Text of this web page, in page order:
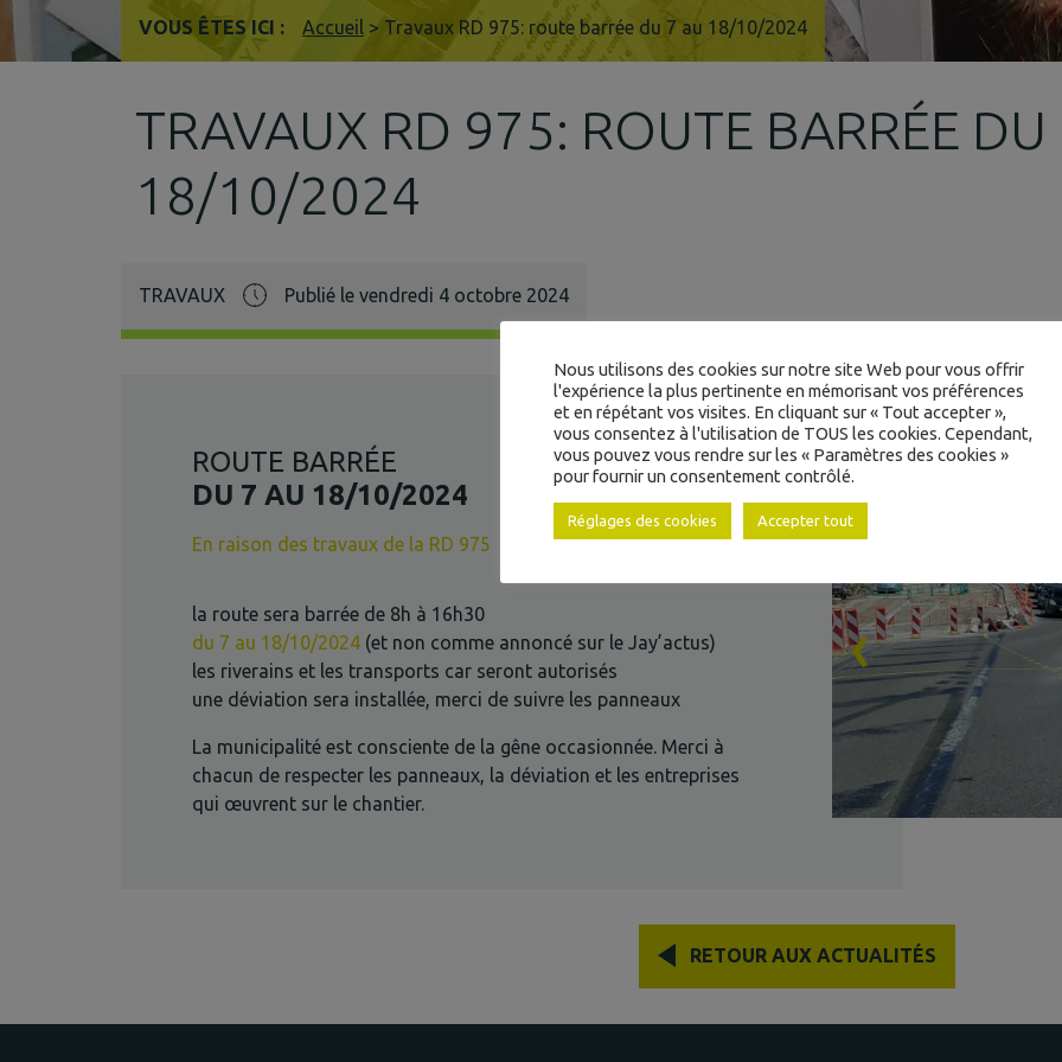
VOUS ÊTES ICI : Accueil > Travaux RD 975: route barrée du 7 au 18/10/2024
TRAVAUX RD 975: ROUTE BARRÉE
18/10/2024
TRAVAUX Publié le vendredi 4 octobre 2024
ROUTE BARRÉE
DU 7 AU 18/10/2024
En raison des travaux de la RD 975
la route sera barrée de 8h à 16h30
du 7 au 18/10/2024 (et non comme annoncé sur le Jay’actus)
les riverains et les transports car seront autorisés
une déviation sera installée, merci de suivre les panneaux
La municipalité est consciente de la gêne occasionnée. Merci à
chacun de respecter les panneaux, la déviation et les entreprises
qui œuvrent sur le chantier.
‹
RETOUR AUX ACTUALITÉS
Nous utilisons des cookies sur notre site Web pour vous offrir
l'expérience la plus pertinente en mémorisant vos préférences
et en répétant vos visites. En cliquant sur « Tout accepter »,
vous consentez à l'utilisation de TOUS les cookies. Cependant,
vous pouvez vous rendre sur les « Paramètres des cookies »
pour fournir un consentement contrôlé.
Réglages des cookies Accepter tout